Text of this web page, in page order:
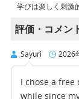
学びは楽しく刺激
評価・コメン
Sayuri 2026
I chose a free
while since